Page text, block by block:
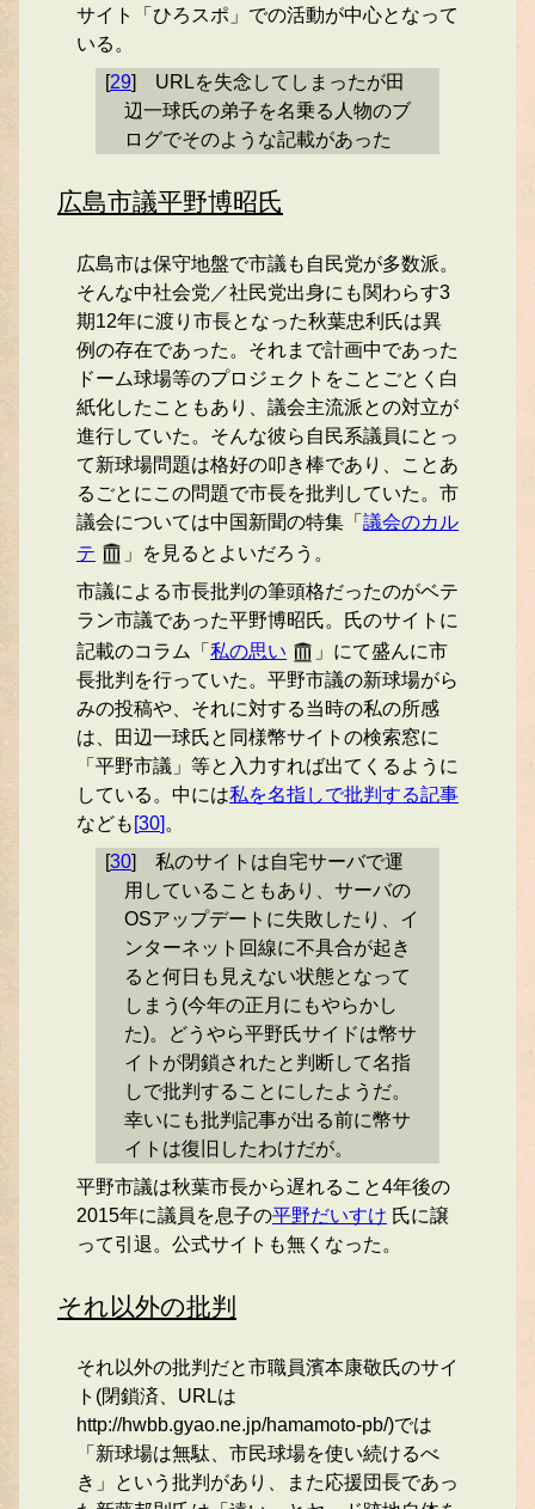
サイト「ひろスポ」での活動が中心となって
いる。
[29]
URLを失念してしまったが田
辺一球氏の弟子を名乗る人物のブ
ログでそのような記載があった
広島市議平野博昭氏
広島市は保守地盤で市議も自民党が多数派。
そんな中社会党／社民党出身にも関わらす3
期12年に渡り市長となった秋葉忠利氏は異
例の存在であった。それまで計画中であった
ドーム球場等のプロジェクトをことごとく白
紙化したこともあり、議会主流派との対立が
進行していた。そんな彼ら自民系議員にとっ
て新球場問題は格好の叩き棒であり、ことあ
るごとにこの問題で市長を批判していた。市
議会については中国新聞の特集「 議会のカル
テ
」を見るとよいだろう。
市議による市長批判の筆頭格だったのがベテ
ラン市議であった平野博昭氏。氏のサイトに
記載のコラム「 私の思い
」にて盛んに市
長批判を行っていた。平野市議の新球場がら
みの投稿や、それに対する当時の私の所感
は、田辺一球氏と同様幣サイトの検索窓に
「平野市議」等と入力すれば出てくるように
している。中には私を名指しで批判する記事
なども [30] 。
[30]
私のサイトは自宅サーバで運
用していることもあり、サーバの
OSアップデートに失敗したり、イ
ンターネット回線に不具合が起き
ると何日も見えない状態となって
しまう(今年の正月にもやらかし
た)。どうやら平野氏サイドは幣サ
イトが閉鎖されたと判断して名指
しで批判することにしたようだ。
幸いにも批判記事が出る前に幣サ
イトは復旧したわけだが。
平野市議は秋葉市長から遅れること4年後の
2015年に議員を息子の平野だいすけ 氏に譲
って引退。公式サイトも無くなった。
それ以外の批判
それ以外の批判だと市職員濱本康敬氏のサイ
ト(閉鎖済、URLは
http://hwbb.gyao.ne.jp/hamamoto-pb/)では
「新球場は無駄、市民球場を使い続けるべ
き」という批判があり、また応援団長であっ